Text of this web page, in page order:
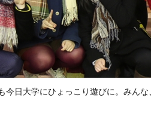
今日大学にひょっこり遊びに。みん